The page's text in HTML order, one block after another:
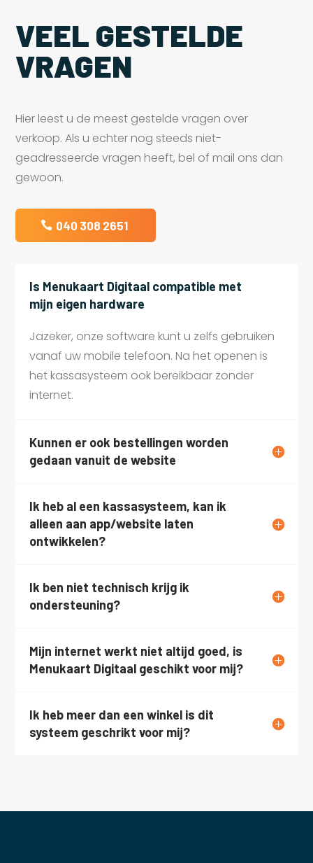
VEEL GESTELDE
VRAGEN
Hier leest u de meest gestelde vragen over
verkoop. Als u echter nog steeds niet-
geadresseerde vragen heeft, bel of mail ons dan
gewoon.
040 308 2651
Is Menukaart Digitaal compatible met
mijn eigen hardware
Jazeker, onze software kunt u zelfs gebruiken
vanaf uw mobile telefoon. Na het openen is
het kassasysteem ook bereikbaar zonder
internet.
Kunnen er ook bestellingen worden
gedaan vanuit de website
Ik heb al een kassasysteem, kan ik
alleen aan app/website laten
ontwikkelen?
Ik ben niet technisch krijg ik
ondersteuning?
Mijn internet werkt niet altijd goed, is
Menukaart Digitaal geschikt voor mij?
Ik heb meer dan een winkel is dit
systeem geschrikt voor mij?